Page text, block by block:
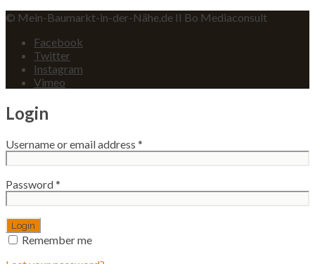
© Mein-Baumarkt-in-der-Nähe.de II Bo Mediaconsult
Facebook
Twitter
Instagram
Vimeo
Login
Username or email address *
Password*
Remember me